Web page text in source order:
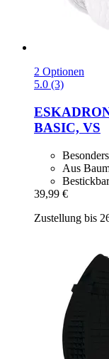
2 Optionen
5.0 (3)
BASIC, VS
Aus
Bestickbar
39,99 €
Zustellung bis